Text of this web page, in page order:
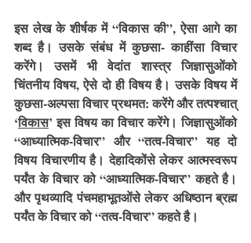
इस लेख के शीर्षक में “विकास की”, ऐसा आगे का
शब्द है। उसके संबंध में कुछसा- काहींसा विचार
करेंगे। उसमें भी वेदांत शास्त्र जिज्ञासुओंको
चिंतनीय विषय, ऐसे दो ही विषय है। उसके विषय में
कुछसा-अल्पसा विचार प्रथमत: करेंगे और तत्पश्चात्
‘विकास’ इस विषय का विचार करेंगे। जिज्ञासुओंको
“आध्यात्मिक-विचार” और “तत्व-विचार” यह दो
विषय विचारणीय है। देहादिकोंसे लेकर आत्मस्वरूप
पर्यंत के विचार को “आध्यात्मिक-विचार” कहते है।
और पृथव्यादि पंचमहाभूतओंसे लेकर अधिष्ठान ब्रह्म
पर्यंत के विचार को “तत्व-विचार” कहते है।